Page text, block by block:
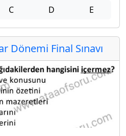
C D E
Dönemi Final Sınavı